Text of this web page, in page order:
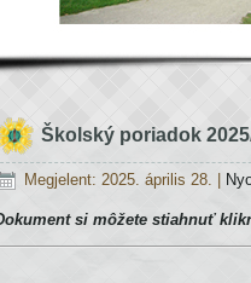
Školský poriadok
Megjelent: 2025. április 28.
si môžete stiahnuť